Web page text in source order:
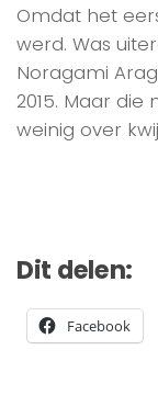
Omdat het
werd. Was
Noragami
2015. Maar die
weinig over
Dit delen:
Facebook